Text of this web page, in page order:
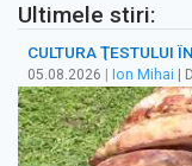
Ultimele stiri:
CULTURA ŢESTULUI
05.08.2026 Ion Mihai |